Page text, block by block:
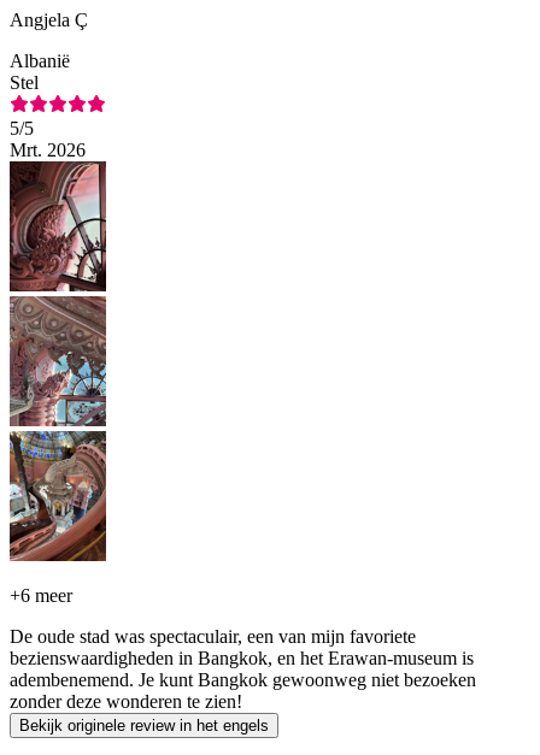
Angjela Ç
Albanië
Stel
5/5
Mrt. 2026
+6 meer
De oude stad was spectaculair, een van mijn favoriete
bezienswaardigheden in Bangkok, en het Erawan-museum is
adembenemend. Je kunt Bangkok gewoonweg niet bezoeken
zonder deze wonderen te zien!
Bekijk originele review in het engels